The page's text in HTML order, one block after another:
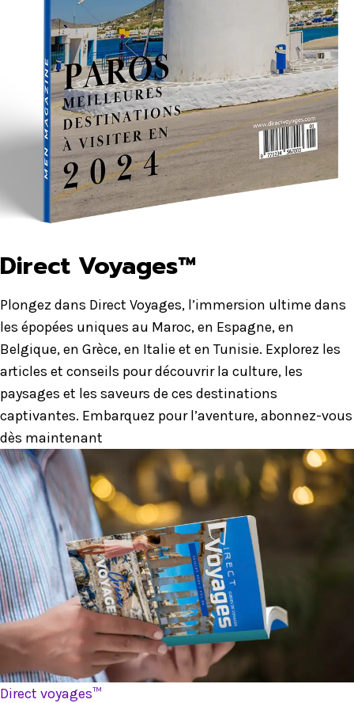
Direct Voyages™
Plongez dans Direct Voyages, l’immersion ultime dans
les épopées uniques au Maroc, en Espagne, en
Belgique, en Grèce, en Italie et en Tunisie. Explorez les
articles et conseils pour découvrir la culture, les
paysages et les saveurs de ces destinations
captivantes. Embarquez pour l’aventure, abonnez-vous
dès maintenant
Direct voyages™